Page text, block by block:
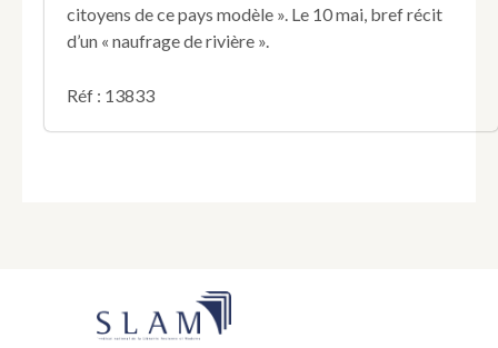
Louisville
10
mai
citoyens de ce pays modèle ». Le 10 mai, bref récit
d’un « naufrage de rivière ».
Réf : 13833